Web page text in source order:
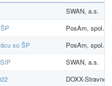
SWAN, a.s.
PosAm, spol.
so ŠP
PosAm, spol.
SWAN, a.s.
DOXX-Stravné